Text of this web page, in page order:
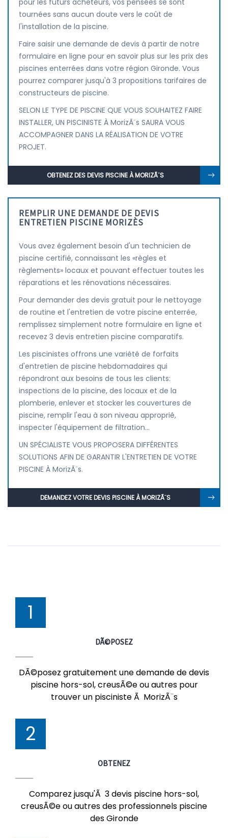
pour les futurs acheteurs, vos pensées se sont
tournées sans aucun doute vers le coût de
l'installation de la piscine.
Faire saisir une demande de devis à partir de notre
formulaire en ligne pour en savoir plus sur les prix des
piscines enterrées dans votre région Gironde. Vous
pourrez comparer jusqu'à 3 propositions tarifaires de
constructeurs de piscine.
SELON LE TYPE DE PISCINE QUE VOUS SOUHAITEZ FAIRE
INSTALLER, UN PISCINISTE À MorizÃ¨s SAURA VOUS
ACCOMPAGNER DANS LA RÉALISATION DE VOTRE
PROJET.
OBTENEZ DES DEVIS PISCINE À MORIZÃ¨S
REMPLIR UNE DEMANDE DE DEVIS
ENTRETIEN PISCINE MORIZÈS
Vous avez également besoin d'un technicien de
piscine certifié, connaissant les «règles et
règlements» locaux et pouvant effectuer toutes les
réparations et les rénovations nécessaires.
Pour demander des devis gratuit pour le nettoyage
de routine et l'entretien de votre piscine enterrée,
remplissez simplement notre formulaire en ligne et
recevez 3 devis entretien piscine comparatifs.
Les piscinistes offrons une variété de forfaits
d'entretien de piscine hebdomadaires qui
répondront aux besoins de tous les clients:
inspections de la piscine, des locaux et de la
plomberie, enlever et stocker les couvertures de
piscine, remplir l'eau à son niveau approprié,
inspecter l'équipement de filtration...
UN SPÉCIALISTE VOUS PROPOSERA DIFFÉRENTES
SOLUTIONS AFIN DE GARANTIR L'ENTRETIEN DE VOTRE
PISCINE À MorizÃ¨s.
DEMANDEZ VOTRE DEVIS PISCINE À MORIZÃ¨S
1
DÃ©POSEZ
DÃ©posez gratuitement une demande de devis
piscine hors-sol, creusÃ©e ou autres pour
trouver un pisciniste Ã MorizÃ¨s
2
OBTENEZ
Comparez jusqu'Ã 3 devis piscine hors-sol,
creusÃ©e ou autres des professionnels piscine
des Gironde